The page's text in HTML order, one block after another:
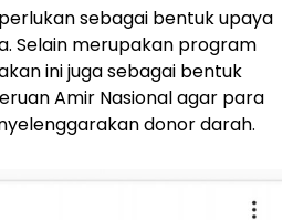
sebagai bentuk upaya
Selain merupakan program
ini juga sebagai bentuk
Amir Nasional agar para
donor darah.